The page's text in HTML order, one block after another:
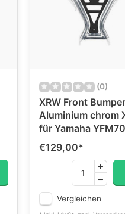
(0)
XRW Front Bumper
Aluminium chrom
für Yamaha
€129,00*
Vergleichen